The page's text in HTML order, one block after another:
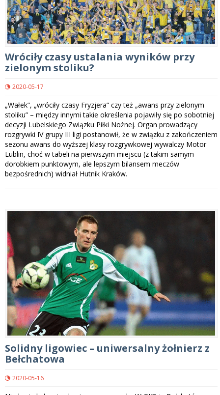
Wróciły czasy ustalania wyników przy
zielonym stoliku?
2020-05-17
„Wałek”, „wróciły czasy Fryzjera” czy też „awans przy zielonym
stoliku” – między innymi takie określenia pojawiły się po sobotniej
decyzji Lubelskiego Związku Piłki Nożnej. Organ prowadzący
rozgrywki IV grupy III ligi postanowił, że w związku z zakończeniem
sezonu awans do wyższej klasy rozgrywkowej wywalczy Motor
Lublin, choć w tabeli na pierwszym miejscu (z takim samym
dorobkiem punktowym, ale lepszym bilansem meczów
bezpośrednich) widniał Hutnik Kraków.
Solidny ligowiec – uniwersalny żołnierz z
Bełchatowa
2020-05-16